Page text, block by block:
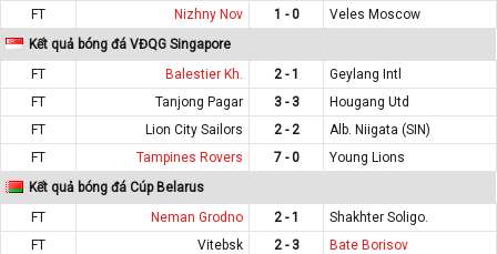
FT
Nizhny Nov 1 - 0
Veles Moscow
Kết quả bóng đá VĐQG Singapore
FT
Balestier Kh. 2 - 1
Geylang Intl
FT
Tanjong Pagar 3 - 3
Hougang Utd
FT
Lion City Sailors 2 - 2
Alb. Niigata (SIN)
FT
Tampines Rovers 7 - 0
Young Lions
Kết quả bóng đá Cúp Belarus
FT
Neman Grodno 2 - 1
Shakhter Soligo.
FT
Vitebsk 2 - 3
Bate Borisov